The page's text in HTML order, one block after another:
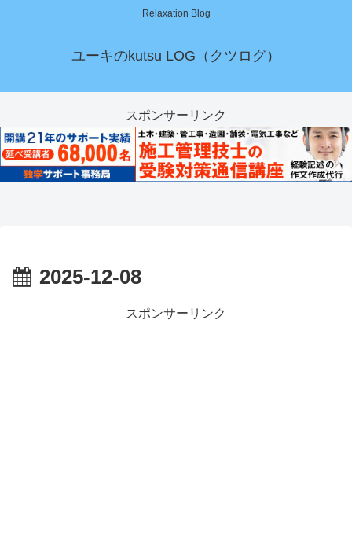
Relaxation Blog
ユーキのkutsu LOG（クツログ）
スポンサーリンク
2025-12-08
スポンサーリンク